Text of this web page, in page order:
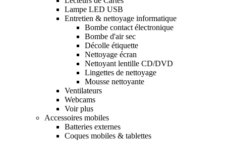
Lampe LED USB
Entretien & nettoyage informatique
Bombe contact électronique
Bombe d'air sec
Décolle étiquette
Nettoyage écran
Nettoyant lentille CD/DVD
Lingettes de nettoyage
Mousse nettoyante
Ventilateurs
Webcams
Voir plus
Accessoires mobiles
Batteries externes
Coques mobiles & tablettes